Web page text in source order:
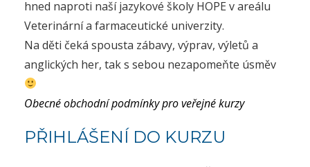
hned naproti naší jazykové školy HOPE v areálu
Veterinární a farmaceutické univerzity.
Na děti čeká spousta zábavy, výprav, výletů a
anglických her, tak s sebou nezapomeňte úsměv
Obecné obchodní podmínky pro veřejné kurzy
PŘIHLÁŠENÍ DO KURZU